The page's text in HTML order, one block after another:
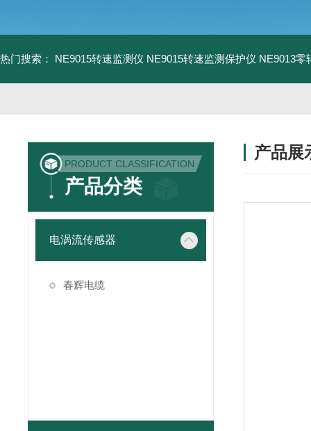
热门搜索： NE9015转速监测仪 NE9015转速监测保护仪 NE9013零
PRODUCT CLASSIFICATION
产品分类
电涡流传感器
春辉电缆
产品展